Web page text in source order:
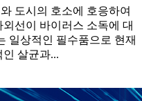
도시의 호소에 호응하여
선이 바이러스 소독에 대
일상적인 필수품으로 현재
살균과...